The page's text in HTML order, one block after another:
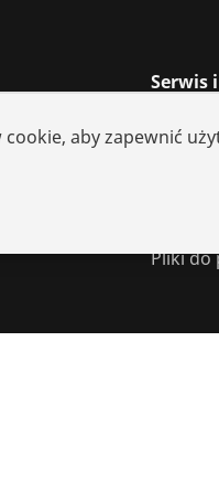
Serwis
Serwis
Pliki do
aby zapewnić